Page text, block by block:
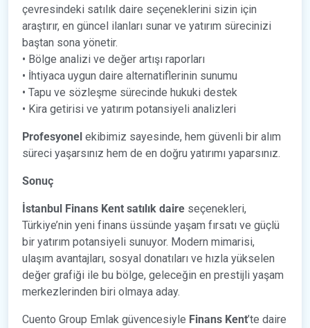
çevresindeki satılık daire seçeneklerini sizin için
araştırır, en güncel ilanları sunar ve yatırım sürecinizi
baştan sona yönetir.
• Bölge analizi ve değer artışı raporları
• İhtiyaca uygun daire alternatiflerinin sunumu
• Tapu ve sözleşme sürecinde hukuki destek
• Kira getirisi ve yatırım potansiyeli analizleri
Profesyonel ekibimiz sayesinde, hem güvenli bir alım
süreci yaşarsınız hem de en doğru yatırımı yaparsınız.
Sonuç
İstanbul Finans Kent satılık daire seçenekleri,
Türkiye’nin yeni finans üssünde yaşam fırsatı ve güçlü
bir yatırım potansiyeli sunuyor. Modern mimarisi,
ulaşım avantajları, sosyal donatıları ve hızla yükselen
değer grafiği ile bu bölge, geleceğin en prestijli yaşam
merkezlerinden biri olmaya aday.
Cuento Group Emlak güvencesiyle Finans Kent’te daire